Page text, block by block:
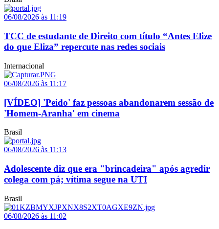
06/08/2026 às 11:19
TCC de estudante de Direito com título “Antes Elize
do que Eliza” repercute nas redes sociais
Internacional
06/08/2026 às 11:17
[VÍDEO] 'Peido' faz pessoas abandonarem sessão de
'Homem-Aranha' em cinema
Brasil
06/08/2026 às 11:13
Adolescente diz que era "brincadeira" após agredir
colega com pá; vítima segue na UTI
Brasil
06/08/2026 às 11:02